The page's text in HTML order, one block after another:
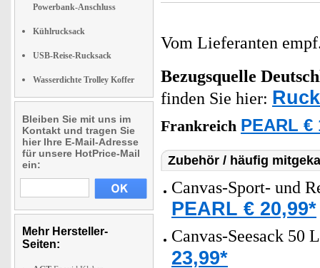
Powerbank-Anschluss
Kühlrucksack
USB-Reise-Rucksack
Wasserdichte Trolley Koffer
Bleiben Sie mit uns im
Kontakt und tragen Sie
hier Ihre E-Mail-Adresse
für unsere HotPrice-Mail
ein:
Mehr Hersteller-
Seiten:
Vom Lieferanten
Bezugsquelle
finden Sie hier:
Frankreich PEARL €
Zubehör / häufig
Canvas-Sport- und
PEARL € 20,99*
Canvas-Seesack 50
23,99*